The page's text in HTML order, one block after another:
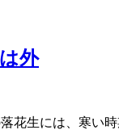
外
花生には、寒い